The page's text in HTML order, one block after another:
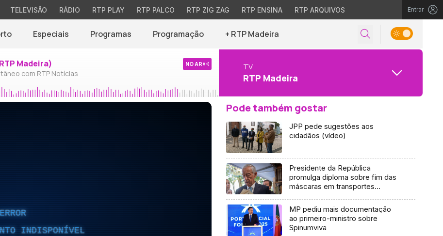
TELEVISÃO RÁDIO RTP PLAY RTP PALCO RTP ZIG ZAG RTP ENSINA RTP ARQUIVOS Entrar
Especiais Programas Programação + RTP Madeira
Madeira)
com RTP Notícias
NO AR TV
RTP Madeira
INDISPONÍVEL
Pode também gostar
JPP pede sugestões aos
cidadãos (vídeo)
Presidente da República
promulga diploma sobre fim das
máscaras em transportes
MP pediu mais documentação
ao primeiro-ministro sobre
Spinumviva